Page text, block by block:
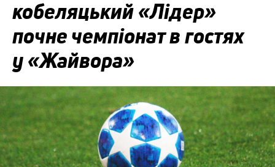
кобеляцький «Лідер»
почне чемпіонат в гостях
у «Жайвора»